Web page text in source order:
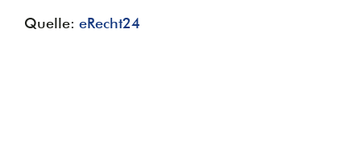
Quelle: eRecht24